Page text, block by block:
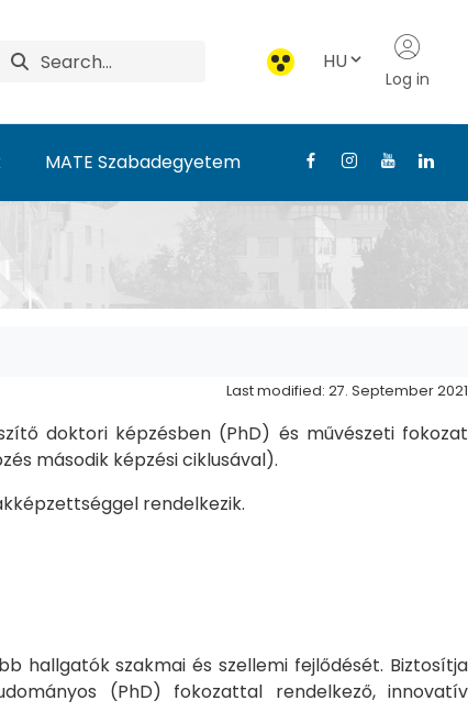
HU
Log in
MATE Szabadegyetem
Last modified: 27. September 2021
doktori képzésben (PhD) és művészeti fokozat
második képzési ciklusával).
rendelkezik.
hallgatók szakmai és szellemi fejlődését. Biztosítja
(PhD) fokozattal rendelkező, innovatív